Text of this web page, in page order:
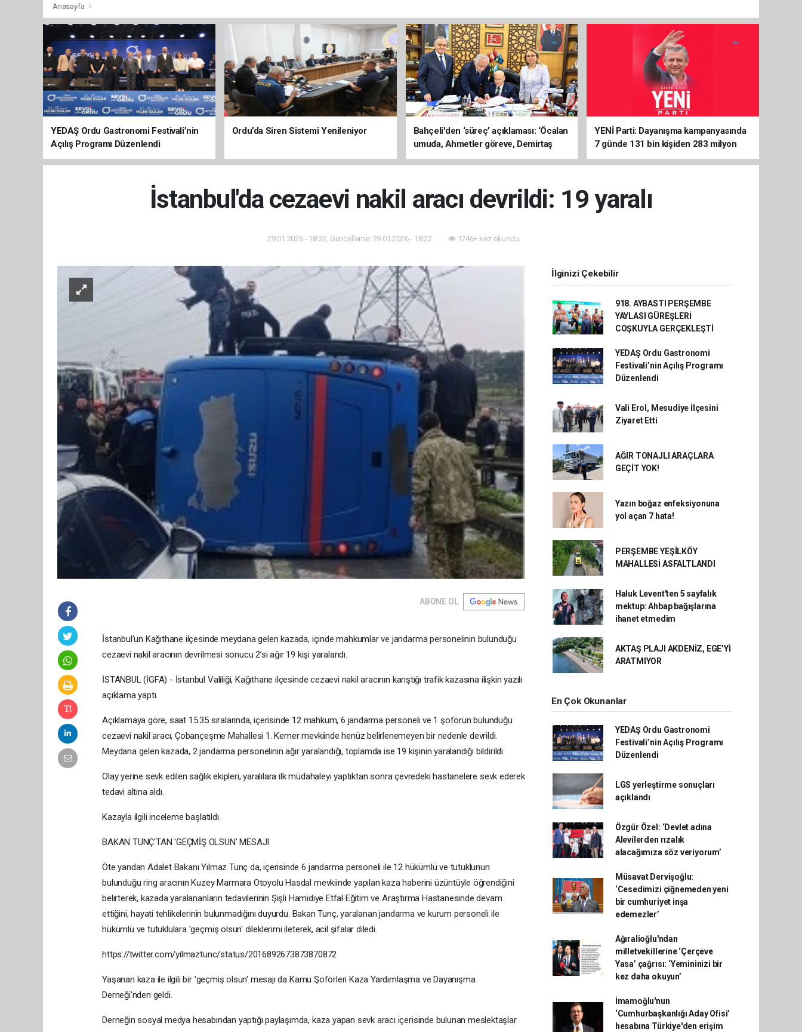
Anasayfa
YEDAŞ Ordu Gastronomi Festivali’nin
Açılış Programı Düzenlendi
Ordu’da Siren Sistemi Yenileniyor
Bahçeli'den ‘süreç’ açıklaması: ‘Öcalan
umuda, Ahmetler göreve, Demirtaş
evine dönmeli’
YENİ Parti: Dayanışma kampanyasında
7 günde 131 bin kişiden 283 milyon
liralık destek
İstanbul'da cezaevi nakil aracı devrildi: 19 yaralı
29.01.2026 - 18:22, Güncelleme: 29.01.2026 - 18:22 1746+ kez okundu.
ABONE OL
İstanbul'un Kağıthane ilçesinde meydana gelen kazada, içinde mahkumlar ve jandarma personelinin bulunduğu
cezaevi nakil aracının devrilmesi sonucu 2’si ağır 19 kişi yaralandı.
İSTANBUL (İGFA) - İstanbul Valiliği, Kağıthane ilçesinde cezaevi nakil aracının karıştığı trafik kazasına ilişkin yazılı
açıklama yaptı.
Açıklamaya göre, saat 15.35 sıralarında, içerisinde 12 mahkum, 6 jandarma personeli ve 1 şoförün bulunduğu
cezaevi nakil aracı, Çobançeşme Mahallesi 1. Kemer mevkiinde henüz belirlenemeyen bir nedenle devrildi.
Meydana gelen kazada, 2 jandarma personelinin ağır yaralandığı, toplamda ise 19 kişinin yaralandığı bildirildi.
Olay yerine sevk edilen sağlık ekipleri, yaralılara ilk müdahaleyi yaptıktan sonra çevredeki hastanelere sevk ederek
tedavi altına aldı.
Kazayla ilgili inceleme başlatıldı.
BAKAN TUNÇ'TAN 'GEÇMİŞ OLSUN' MESAJI
Öte yandan Adalet Bakanı Yılmaz Tunç da, içerisinde 6 jandarma personeli ile 12 hükümlü ve tutuklunun
bulunduğu ring aracının Kuzey Marmara Otoyolu Hasdal mevkiinde yapılan kaza haberini üzüntüyle öğrendiğini
belirterek, kazada yaralananların tedavilerinin Şişli Hamidiye Etfal Eğitim ve Araştırma Hastanesinde devam
ettiğini, hayati tehlikelerinin bulunmadığını duyurdu. Bakan Tunç, yaralanan jandarma ve kurum personeli ile
hükümlü ve tutuklulara 'geçmiş olsun' dileklerimi ileterek, acil şifalar diledi.
https://twitter.com/yilmaztunc/status/2016892673873870872
Yaşanan kaza ile ilgili bir 'geçmiş olsun' mesajı da Kamu Şoförleri Kaza Yardımlaşma ve Dayanışma
Derneği'nden geldi.
Derneğin sosyal medya hesabından yaptığı paylaşımda, kaza yapan sevk aracı içerisinde bulunan meslektaşlar
İlginizi Çekebilir
918. AYBASTI PERŞEMBE
YAYLASI GÜREŞLERİ
COŞKUYLA GERÇEKLEŞTİ
YEDAŞ Ordu Gastronomi
Festivali’nin Açılış Programı
Düzenlendi
Vali Erol, Mesudiye İlçesini
Ziyaret Etti
AĞIR TONAJLI ARAÇLARA
GEÇİT YOK!
Yazın boğaz enfeksiyonuna
yol açan 7 hata!
PERŞEMBE YEŞİLKÖY
MAHALLESİ ASFALTLANDI
Haluk Levent'ten 5 sayfalık
mektup: Ahbap bağışlarına
ihanet etmedim
AKTAŞ PLAJI AKDENİZ, EGE’Yİ
ARATMIYOR
En Çok Okunanlar
YEDAŞ Ordu Gastronomi
Festivali’nin Açılış Programı
Düzenlendi
LGS yerleştirme sonuçları
açıklandı
Özgür Özel: ‘Devlet adına
Alevilerden rızalık
alacağımıza söz veriyorum’
Müsavat Dervişoğlu:
‘Cesedimizi çiğnemeden yeni
bir cumhuriyet inşa
edemezler’
Ağıralioğlu'ndan
milletvekillerine ‘Çerçeve
Yasa’ çağrısı: ‘Yemininizi bir
kez daha okuyun’
İmamoğlu'nun
‘Cumhurbaşkanlığı Aday Ofisi’
hesabına Türkiye'den erişim